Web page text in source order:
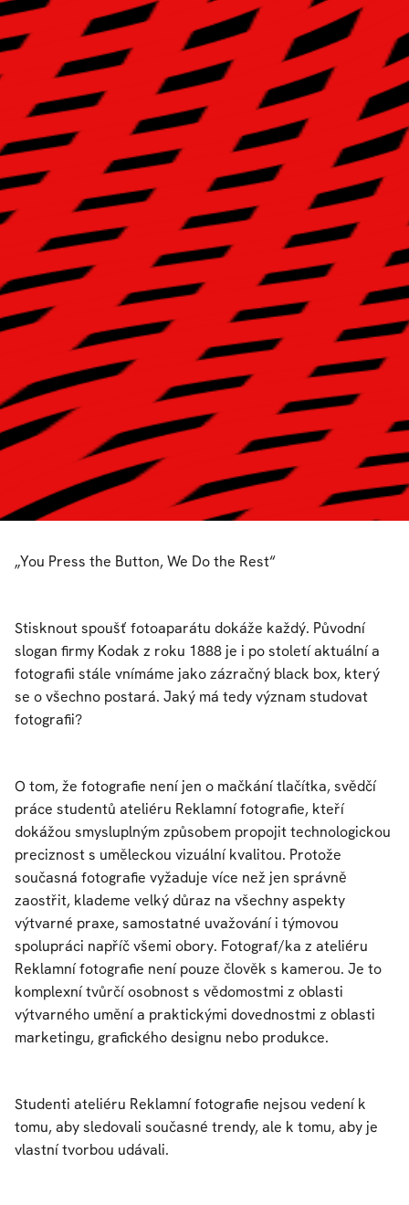
„You Press the Button, We Do the Rest“
Stisknout spoušť fotoaparátu dokáže každý. Původní
slogan firmy Kodak z roku 1888 je i po století aktuální a
fotografii stále vnímáme jako zázračný black box, který
se o všechno postará. Jaký má tedy význam studovat
fotografii?
O tom, že fotografie není jen o mačkání tlačítka, svědčí
práce studentů ateliéru Reklamní fotografie, kteří
dokážou smysluplným způsobem propojit technologickou
preciznost s uměleckou vizuální kvalitou. Protože
současná fotografie vyžaduje více než jen správně
zaostřit, klademe velký důraz na všechny aspekty
výtvarné praxe, samostatné uvažování i týmovou
spolupráci napříč všemi obory. Fotograf/ka z ateliéru
Reklamní fotografie není pouze člověk s kamerou. Je to
komplexní tvůrčí osobnost s vědomostmi z oblasti
výtvarného umění a praktickými dovednostmi z oblasti
marketingu, grafického designu nebo produkce.
Studenti ateliéru Reklamní fotografie nejsou vedení k
tomu, aby sledovali současné trendy, ale k tomu, aby je
vlastní tvorbou udávali.